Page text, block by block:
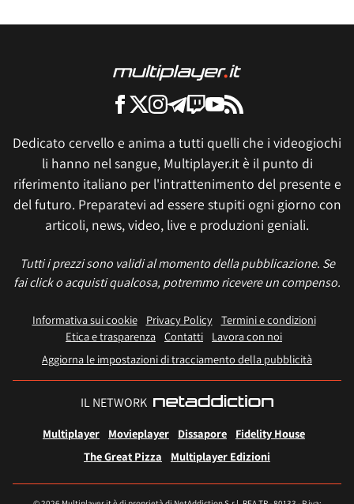
Dedicato cervello e anima a tutti quelli che i videogiochi
li hanno nel sangue, Multiplayer.it è il punto di
riferimento italiano per l'intrattenimento del presente e
del futuro. Preparatevi ad essere stupiti ogni giorno con
articoli, news, video, live e produzioni geniali.
Tutti i prezzi sono validi al momento della pubblicazione. Se
fai click o acquisti qualcosa, potremmo ricevere un compenso.
Informativa sui cookie Privacy Policy
Termini e condizioni
Etica e trasparenza Contatti
Lavora con noi
Aggiorna le impostazioni di tracciamento della pubblicità
IL NETWORK
Multiplayer Movieplayer Dissapore
Fidelity House
The Great Pizza
Multiplayer Edizioni